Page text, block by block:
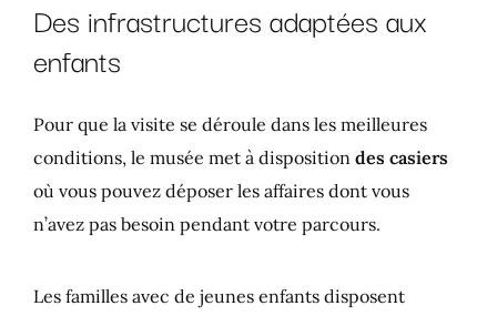
Des infrastructures adaptées aux
enfants
Pour que la visite se déroule dans les meilleures
conditions, le musée met à disposition des casiers
où vous pouvez déposer les affaires dont vous
n’avez pas besoin pendant votre parcours.
Les familles avec de jeunes enfants disposent